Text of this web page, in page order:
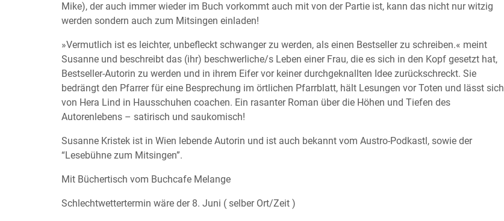
Mike), der auch immer wieder im Buch vorkommt auch mit von der Partie ist, kann das nicht nur witzig
werden sondern auch zum Mitsingen einladen!
»Vermutlich ist es leichter, unbefleckt schwanger zu werden, als einen Bestseller zu schreiben.« meint
Susanne und beschreibt das (ihr) beschwerliche/s Leben einer Frau, die es sich in den Kopf gesetzt hat,
Bestseller-Autorin zu werden und in ihrem Eifer vor keiner durchgeknallten Idee zurückschreckt. Sie
bedrängt den Pfarrer für eine Besprechung im örtlichen Pfarrblatt, hält Lesungen vor Toten und lässt sich
von Hera Lind in Hausschuhen coachen. Ein rasanter Roman über die Höhen und Tiefen des
Autorenlebens – satirisch und saukomisch!
Susanne Kristek ist in Wien lebende Autorin und ist auch bekannt vom Austro-Podkastl, sowie der
“Lesebühne zum Mitsingen”.
Mit Büchertisch vom Buchcafe Melange
Schlechtwettertermin wäre der 8. Juni ( selber Ort/Zeit )